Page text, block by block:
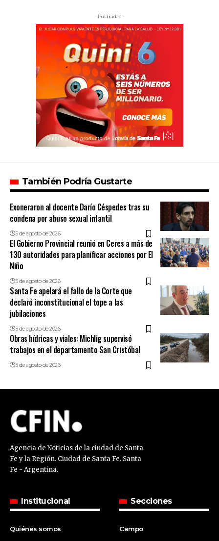
- Publicidad -
También Podría Gustarte
Exoneraron al docente Darío Céspedes tras su
condena por abuso sexual infantil
5 de agosto de 2026
El Gobierno Provincial reunió en Ceres a más de
130 autoridades para planificar acciones por El
Niño
5 de agosto de 2026
Santa Fe apelará el fallo de la Corte que
declaró inconstitucional el tope a las
jubilaciones
5 de agosto de 2026
Obras hídricas y viales: Michlig supervisó
trabajos en el departamento San Cristóbal
5 de agosto de 2026
Agencia de Noticias de la ciudad de Santa
Fe y la Región. Ciudad de Santa Fe. Santa
Fe - Argentina.
Institucional
Quiénes somos
Secciones
Campo